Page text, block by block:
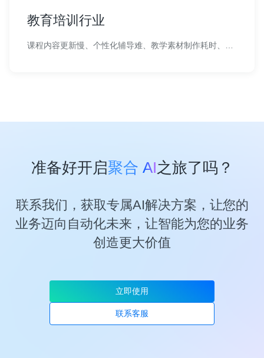
教育培训行业
准备好开启聚合 AI之旅了吗？
联系我们，获取专属AI解决方案，让您的
业务迈向自动化未来，让智能为您的业务
创造更大价值
立即使用
联系客服